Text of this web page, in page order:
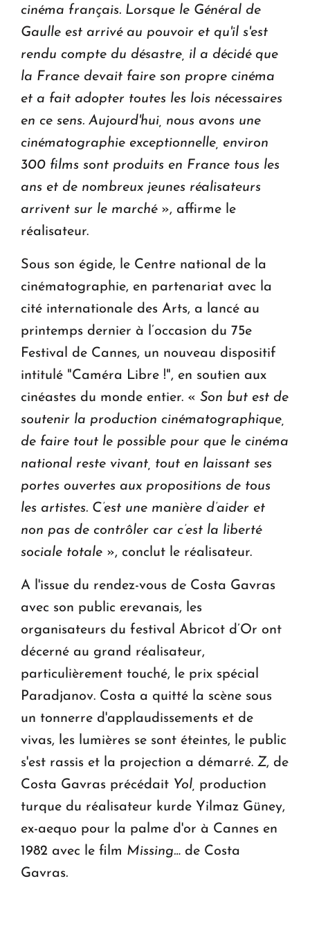
cinéma français. Lorsque le Général de
Gaulle est arrivé au pouvoir et qu'il s'est
rendu compte du désastre, il a décidé que
la France devait faire son propre cinéma
et a fait adopter toutes les lois nécessaires
en ce sens. Aujourd'hui, nous avons une
cinématographie exceptionnelle, environ
300 films sont produits en France tous les
ans et de nombreux jeunes réalisateurs
arrivent sur le marché», affirme le
réalisateur.
Sous son égide, le Centre national de la
cinématographie, en partenariat avec la
cité internationale des Arts, a lancé au
printemps dernier à l’occasion du 75e
Festival de Cannes, un nouveau dispositif
intitulé "Caméra Libre !", en soutien aux
cinéastes du monde entier. « Son but est de
soutenir la production cinématographique,
de faire tout le possible pour que le cinéma
national reste vivant, tout en laissant ses
portes ouvertes aux propositions de tous
les artistes. C’est une manière d’aider et
non pas de contrôler car c’est la liberté
sociale totale », conclut le réalisateur.
A l'issue du rendez-vous de Costa Gavras
avec son public erevanais, les
organisateurs du festival Abricot d’Or ont
décerné au grand réalisateur,
particulièrement touché, le prix spécial
Paradjanov. Costa a quitté la scène sous
un tonnerre d'applaudissements et de
vivas, les lumières se sont éteintes, le public
s'est rassis et la projection a démarré. Z, de
Costa Gavras précédait Yol, production
turque du réalisateur kurde Yilmaz Güney,
ex-aequo pour la palme d'or à Cannes en
1982 avec le film Missing… de Costa
Gavras.